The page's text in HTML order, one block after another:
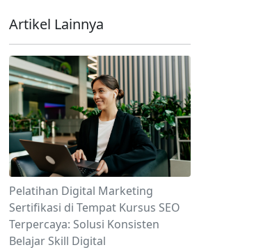
Artikel Lainnya
Pelatihan Digital Marketing
Sertifikasi di Tempat Kursus SEO
Terpercaya: Solusi Konsisten
Belajar Skill Digital